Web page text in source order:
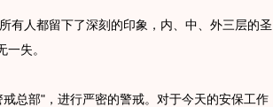
人都留下了深刻的印象，内、中、外三层的圣
失。
部"，进行严密的警戒。对于今天的安保工作